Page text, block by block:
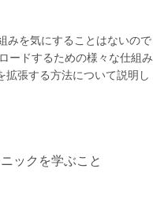
みを気にすることはないので
ードするための様々な仕組み
張する方法について説明し
ックを学ぶこと